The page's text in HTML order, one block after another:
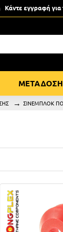
Κάντε εγγραφή
ΣΙΝΕΜΠΛΟΚ